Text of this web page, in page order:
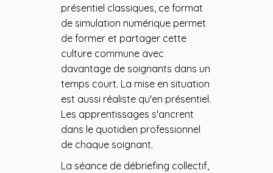
présentiel classiques, ce format
de simulation numérique permet
de former et partager cette
culture commune avec
davantage de soignants dans un
temps court. La mise en situation
est aussi réaliste qu'en présentiel.
Les apprentissages s'ancrent
dans le quotidien professionnel
de chaque soignant.
La séance de débriefing collectif,